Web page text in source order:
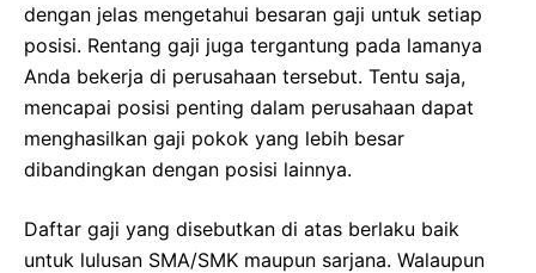
dengan jelas mengetahui besaran gaji untuk setiap
posisi. Rentang gaji juga tergantung pada lamanya
Anda bekerja di perusahaan tersebut. Tentu saja,
mencapai posisi penting dalam perusahaan dapat
menghasilkan gaji pokok yang lebih besar
dibandingkan dengan posisi lainnya.
Daftar gaji yang disebutkan di atas berlaku baik
untuk lulusan SMA/SMK maupun sarjana. Walaupun